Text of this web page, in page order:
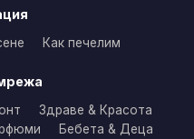
Как печелим
Здраве & Красота
Бебета & Деца